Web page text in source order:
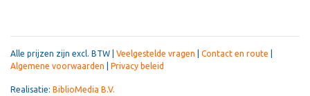
Alle prijzen zijn excl. BTW | Veelgestelde vragen Contact en route
Algemene voorwaarden
Privacy beleid
Realisatie: BiblioMedia B.V.